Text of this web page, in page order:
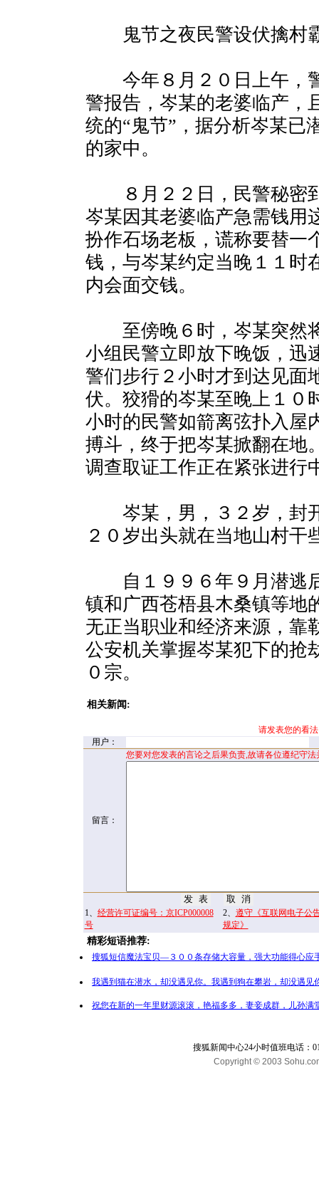
鬼节之夜民警设伏擒村
今年８月２０日上午，
警报告，岑某的老婆临产，
统的“鬼节”，据分析岑某已
的家中。
８月２２日，民警秘密
岑某因其老婆临产急需钱用
扮作石场老板，谎称要替一
钱，与岑某约定当晚１１时
内会面交钱。
至傍晚６时，岑某突然
小组民警立即放下晚饭，迅
警们步行２小时才到达见面
伏。狡猾的岑某至晚上１０
小时的民警如箭离弦扑入屋
搏斗，终于把岑某掀翻在地
调查取证工作正在紧张进行
岑某，男，３２岁，封
２０岁出头就在当地山村干
自１９９６年９月潜逃
镇和广西苍梧县木桑镇等地
无正当职业和经济来源，靠
公安机关掌握岑某犯下的抢
０宗。
相关新闻:
请发表您的看
用户：
留言：
您要对您发表的言论之后果负责,故请各位遵纪守
1、 经营许可证编号：京ICP000008
号
2、 遵守《互联网电子公
规定》
精彩短语推荐:
搜狐短信魔法宝贝—３００条存储大容量，强大功能得心应
我遇到猫在潜水，却没遇见你。我遇到狗在攀岩，却没遇
祝您在新的一年里财源滚滚，艳福多多，妻妾成群，儿孙
搜狐新闻中心24小时值班电话：
Copyright © 2003